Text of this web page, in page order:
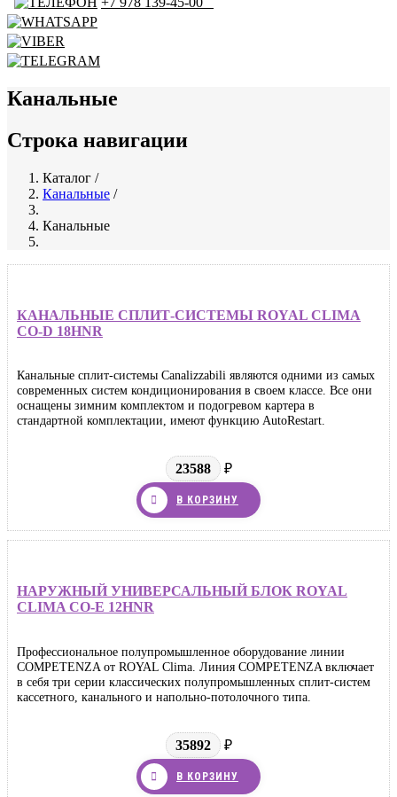
Канальные
Строка навигации
Каталог /
Канальные /
Канальные
КАНАЛЬНЫЕ СПЛИТ-СИСТЕМЫ ROYAL CLIMA
CO-D 18HNR
Канальные сплит-системы Canalizzabili являются одними из самых
современных систем кондиционирования в своем классе. Все они
оснащены зимним комплектом и подогревом картера в
стандартной комплектации, имеют функцию AutoRestart.
23588 ₽
В КОРЗИНУ
НАРУЖНЫЙ УНИВЕРСАЛЬНЫЙ БЛОК ROYAL
CLIMA CO-E 12HNR
Профессиональное полупромышленное оборудование линии
COMPETENZA от ROYAL Clima. Линия COMPETENZA включает
в себя три серии классических полупромышленных сплит-систем
кассетного, канального и напольно-потолочного типа.
35892 ₽
В КОРЗИНУ